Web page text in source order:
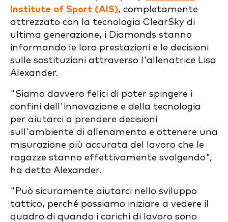
Institute of Sport (AIS), completamente
attrezzato con la tecnologia ClearSky di
ultima generazione, i Diamonds stanno
informando le loro prestazioni e le decisioni
sulle sostituzioni attraverso l'allenatrice Lisa
Alexander.
"Siamo davvero felici di poter spingere i
confini dell'innovazione e della tecnologia
per aiutarci a prendere decisioni
sull'ambiente di allenamento e ottenere una
misurazione più accurata del lavoro che le
ragazze stanno effettivamente svolgendo",
ha detto Alexander.
"Può sicuramente aiutarci nello sviluppo
tattico, perché possiamo iniziare a vedere il
quadro di quando i carichi di lavoro sono